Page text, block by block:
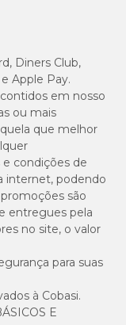
Diners Club,
Apple Pay.
em nosso
ou mais
que melhor
condições de
internet, podendo
promoções são
entregues pela
no site, o valor
para suas
à Cobasi.
E